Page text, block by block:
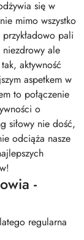
się w
mimo wszystko
pali
ale
aktywność
aspetkem w
to połączenie
o
siłowy nie dość,
odciąża nasze
-
regularna